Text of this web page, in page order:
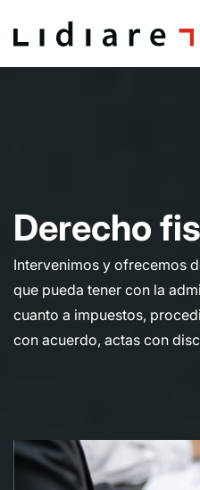
Derecho fis
Intervenimos y ofrecemos
que pueda tener con la
cuanto a impuestos,
con acuerdo, actas con